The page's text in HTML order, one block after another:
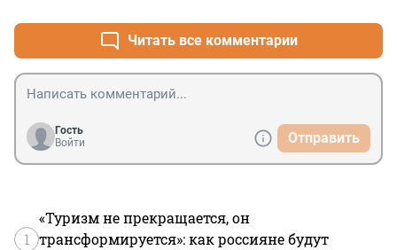
Скажите, чем может гордиться лично Путин!?
Вопрос скорее к его апологетам.
Мне просто интересно.
Читать все комментарии
Гость
Войти
Отправить
1
«Туризм не прекращается, он
трансформируется»: как россияне будут